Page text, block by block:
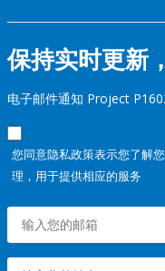
保持实时更新
电子邮件通知 Project
您同意隐私政策表示您了解
理，用于提供相应的服务